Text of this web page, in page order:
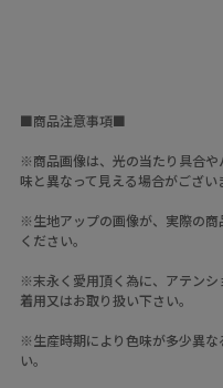
■商品注意事項■
※商品画像は、光の当たり具合
味と異なって見える場合がござい
※生地アップの画像が、実際の
ください。
※末永く愛用頂く為に、アテンシ
着用又はお取り扱い下さい。
※生産時期により色味が多少異な
い。